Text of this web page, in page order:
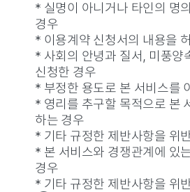
* 실명이 아니거나 타인의 명
경우
* 이용계약 신청서의 내용을
* 사회의 안녕과 질서, 미풍양
신청한 경우
* 부정한 용도로 본 서비스를
* 영리를 추구할 목적으로 본
하는 경우
* 기타 규정한 제반사항을 위
* 본 서비스와 경쟁관계에 있
경우
* 기타 규정한 제반사항을 위